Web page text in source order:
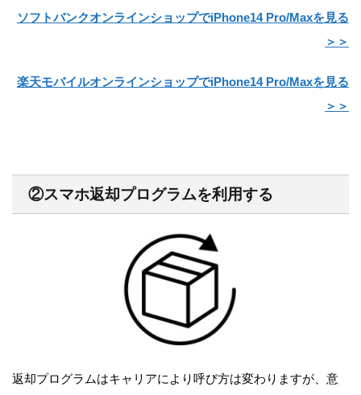
ソフトバンクオンラインショップでiPhone14 Pro/Maxを見る
＞＞
楽天モバイルオンラインショップでiPhone14 Pro/Maxを見る
＞＞
②スマホ返却プログラムを利用する
返却プログラムはキャリアにより呼び方は変わりますが、意